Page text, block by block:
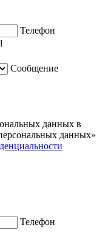
Телефон
Сообщение
данных в
данных»
Телефон